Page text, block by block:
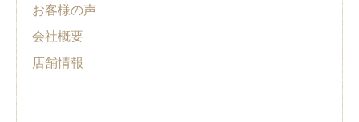
お客様の声
会社概要
店舗情報